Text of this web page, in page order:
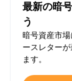
最新の暗
う
暗号資産市
ースレター
ます。